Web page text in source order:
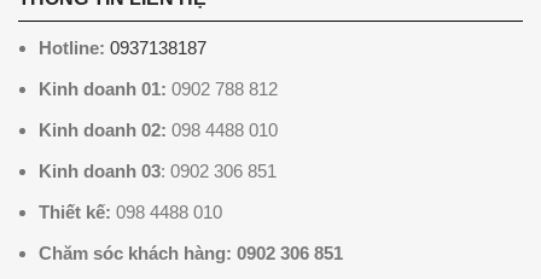
Hotline: 0937138187
Kinh doanh 01: 0902 788 812
Kinh doanh 02: 098 4488 010
Kinh doanh 03: 0902 306 851
Thiết kế: 098 4488 010
Chăm sóc khách hàng: 0902 306 851